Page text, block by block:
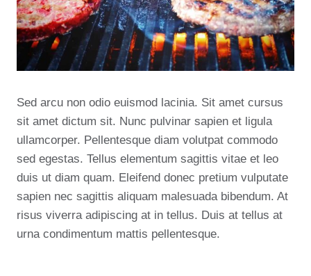
Sed arcu non odio euismod lacinia. Sit amet cursus
sit amet dictum sit. Nunc pulvinar sapien et ligula
ullamcorper. Pellentesque diam volutpat commodo
sed egestas. Tellus elementum sagittis vitae et leo
duis ut diam quam. Eleifend donec pretium vulputate
sapien nec sagittis aliquam malesuada bibendum. At
risus viverra adipiscing at in tellus. Duis at tellus at
urna condimentum mattis pellentesque.